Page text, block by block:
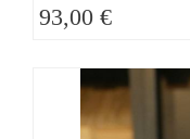
93,00 €